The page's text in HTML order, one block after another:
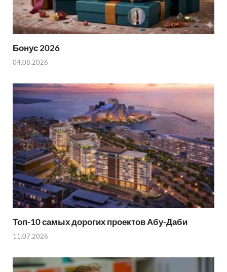
Бонус 2026
04.08.2026
Топ-10 самых дорогих проектов Абу-Даби
11.07.2026